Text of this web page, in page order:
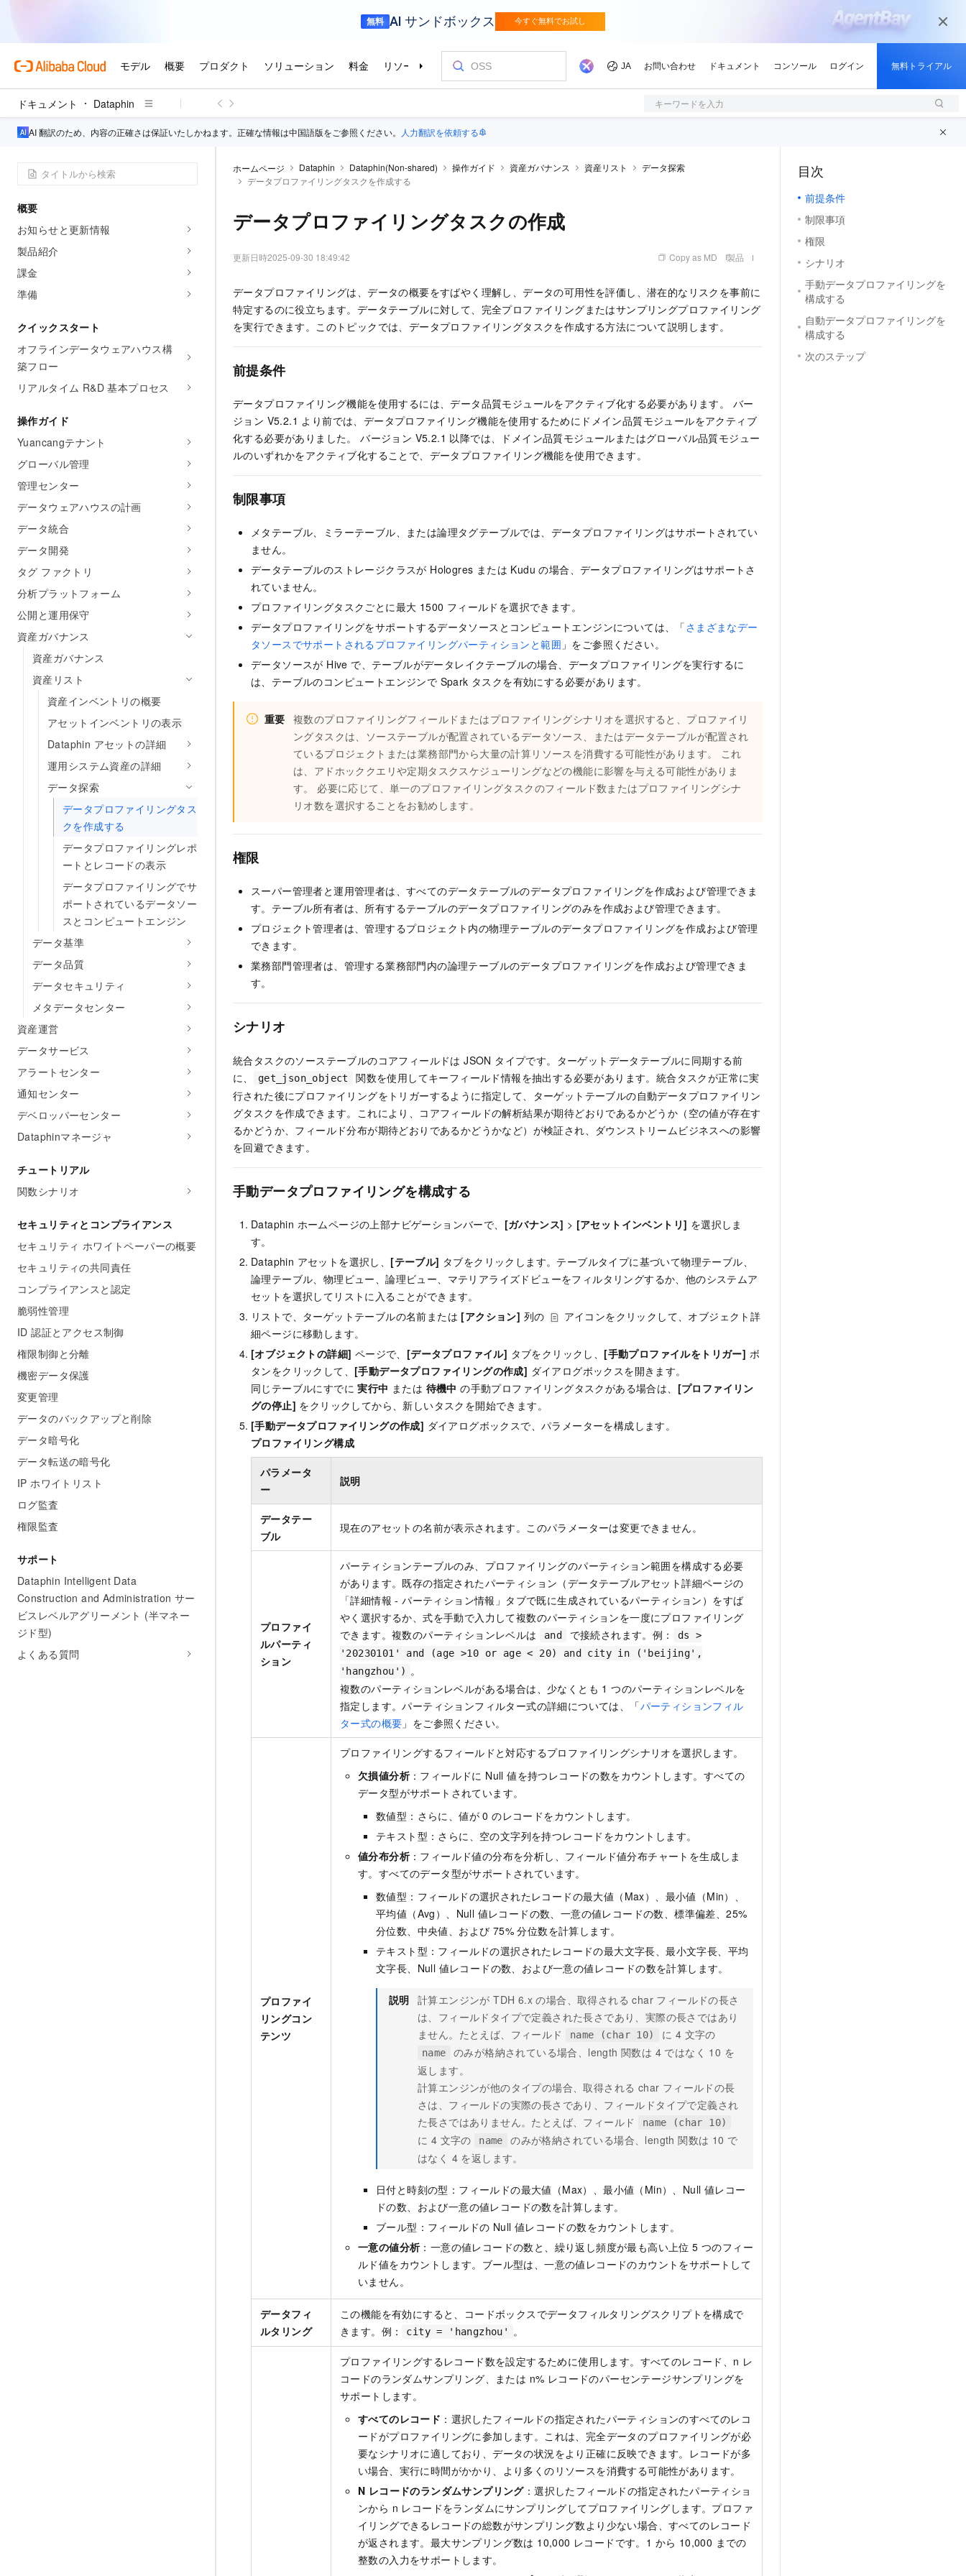
ドキュメント Dataphin キーワードを入力
AI 翻訳のため、内容の正確さは保証いたしかねます。正確な情報は中国語版をご参照ください。 人力翻訳を依頼する
概要
お知らせと更新情報
製品紹介
課金
準備
クイックスタート
オフラインデータウェアハウス構
築フロー
リアルタイム R&D 基本プロセス
操作ガイド
Yuancangテナント
グローバル管理
管理センター
データウェアハウスの計画
データ統合
データ開発
タグ ファクトリ
分析プラットフォーム
公開と運用保守
資産ガバナンス
資産ガバナンス
資産リスト
資産インベントリの概要
アセットインベントリの表示
Dataphin アセットの詳細
運用システム資産の詳細
データ探索
データプロファイリングタス
クを作成する
データプロファイリングレポ
ートとレコードの表示
データプロファイリングでサ
ポートされているデータソー
スとコンピュートエンジン
データ基準
データ品質
データセキュリティ
メタデータセンター
資産運営
データサービス
アラートセンター
通知センター
デベロッパーセンター
Dataphinマネージャ
チュートリアル
関数シナリオ
セキュリティとコンプライアンス
セキュリティ ホワイトペーパーの概要
セキュリティの共同責任
コンプライアンスと認定
脆弱性管理
ID 認証とアクセス制御
権限制御と分離
機密データ保護
変更管理
データのバックアップと削除
データ暗号化
データ転送の暗号化
IP ホワイトリスト
ログ監査
権限監査
サポート
Dataphin Intelligent Data
Construction and Administration サー
ビスレベルアグリーメント (半マネー
ジド型)
よくある質問
ホームページ Dataphin Dataphin(Non-shared) 操作ガイド 資産ガバナンス 資産リスト
データ探索
データプロファイリングタスクを作成する
データプロファイリングタスクの作成
更新日時2025-09-30 18:49:42 Copy as MD 製品
データプロファイリングは、データの概要をすばやく理解し、データの可用性を評価し、潜在的なリスクを事前に
特定するのに役立ちます。データテーブルに対して、完全プロファイリングまたはサンプリングプロファイリング
を実行できます。このトピックでは、データプロファイリングタスクを作成する方法について説明します。
前提条件
データプロファイリング機能を使用するには、データ品質モジュールをアクティブ化する必要があります。 バー
ジョン V5.2.1 より前では、データプロファイリング機能を使用するためにドメイン品質モジュールをアクティブ
化する必要がありました。 バージョン V5.2.1 以降では、ドメイン品質モジュールまたはグローバル品質モジュー
ルのいずれかをアクティブ化することで、データプロファイリング機能を使用できます。
制限事項
メタテーブル、ミラーテーブル、または論理タグテーブルでは、データプロファイリングはサポートされてい
ません。
データテーブルのストレージクラスが Hologres または Kudu の場合、データプロファイリングはサポートさ
れていません。
プロファイリングタスクごとに最大 1500 フィールドを選択できます。
データプロファイリングをサポートするデータソースとコンピュートエンジンについては、「さまざまなデー
タソースでサポートされるプロファイリングパーティションと範囲 」をご参照ください。
データソースが Hive で、テーブルがデータレイクテーブルの場合、データプロファイリングを実行するに
は、テーブルのコンピュートエンジンで Spark タスクを有効にする必要があります。
重要 複数のプロファイリングフィールドまたはプロファイリングシナリオを選択すると、プロファイリ
ングタスクは、ソーステーブルが配置されているデータソース、またはデータテーブルが配置され
ているプロジェクトまたは業務部門から大量の計算リソースを消費する可能性があります。 これ
は、アドホッククエリや定期タスクスケジューリングなどの機能に影響を与える可能性がありま
す。 必要に応じて、単一のプロファイリングタスクのフィールド数またはプロファイリングシナ
リオ数を選択することをお勧めします。
権限
スーパー管理者と運用管理者は、すべてのデータテーブルのデータプロファイリングを作成および管理できま
す。テーブル所有者は、所有するテーブルのデータプロファイリングのみを作成および管理できます。
プロジェクト管理者は、管理するプロジェクト内の物理テーブルのデータプロファイリングを作成および管理
できます。
業務部門管理者は、管理する業務部門内の論理テーブルのデータプロファイリングを作成および管理できま
す。
シナリオ
統合タスクのソーステーブルのコアフィールドは JSON タイプです。ターゲットデータテーブルに同期する前
に、
get_json_object
関数を使用してキーフィールド情報を抽出する必要があります。統合タスクが正常に実
行された後にプロファイリングをトリガーするように指定して、ターゲットテーブルの自動データプロファイリン
グタスクを作成できます。これにより、コアフィールドの解析結果が期待どおりであるかどうか（空の値が存在す
るかどうか、フィールド分布が期待どおりであるかどうかなど）が検証され、ダウンストリームビジネスへの影響
を回避できます。
手動データプロファイリングを構成する
Dataphin ホームページの上部ナビゲーションバーで、 [ガバナンス] > [アセットインベントリ] を選択しま
す。
Dataphin アセットを選択し、 [テーブル] タブをクリックします。テーブルタイプに基づいて物理テーブル、
論理テーブル、物理ビュー、論理ビュー、マテリアライズドビューをフィルタリングするか、他のシステムア
セットを選択してリストに入ることができます。
リストで、ターゲットテーブルの名前または [アクション] 列の
アイコンをクリックして、オブジェクト詳
細ページに移動します。
[オブジェクトの詳細] ページで、 [データプロファイル] タブをクリックし、 [手動プロファイルをトリガー] ボ
タンをクリックして、 [手動データプロファイリングの作成] ダイアログボックスを開きます。
同じテーブルにすでに実行中 または 待機中 の手動プロファイリングタスクがある場合は、 [プロファイリン
グの停止] をクリックしてから、新しいタスクを開始できます。
[手動データプロファイリングの作成] ダイアログボックスで、パラメーターを構成します。
プロファイリング構成
パラメータ
ー
説明
データテー
ブル
現在のアセットの名前が表示されます。このパラメーターは変更できません。
プロファイ
ルパーティ
ション
パーティションテーブルのみ、プロファイリングのパーティション範囲を構成する必要
があります。既存の指定されたパーティション（データテーブルアセット詳細ページの
「詳細情報 - パーティション情報」タブで既に生成されているパーティション）をすば
やく選択するか、式を手動で入力して複数のパーティションを一度にプロファイリング
できます。複数のパーティションレベルは
and で接続されます。例：
ds >
'20230101' and (age >10 or age < 20) and city in ('beijing',
'hangzhou')
。
複数のパーティションレベルがある場合は、少なくとも 1 つのパーティションレベルを
指定します。パーティションフィルター式の詳細については、「パーティションフィル
ター式の概要 」をご参照ください。
プロファイ
リングコン
テンツ
プロファイリングするフィールドと対応するプロファイリングシナリオを選択します。
欠損値分析：フィールドに Null 値を持つレコードの数をカウントします。すべての
データ型がサポートされています。
数値型：さらに、値が 0 のレコードをカウントします。
テキスト型：さらに、空の文字列を持つレコードをカウントします。
値分布分析：フィールド値の分布を分析し、フィールド値分布チャートを生成しま
す。すべてのデータ型がサポートされています。
数値型：フィールドの選択されたレコードの最大値（Max）、最小値（Min）、
平均値（Avg）、Null 値レコードの数、一意の値レコードの数、標準偏差、25%
分位数、中央値、および 75% 分位数を計算します。
テキスト型：フィールドの選択されたレコードの最大文字長、最小文字長、平均
文字長、Null 値レコードの数、および一意の値レコードの数を計算します。
説明 計算エンジンが TDH 6.x の場合、取得される char フィールドの長さ
は、フィールドタイプで定義された長さであり、実際の長さではあり
ません。たとえば、フィールド
name (char 10) に 4 文字の
name
のみが格納されている場合、length 関数は 4 ではなく 10 を
返します。
計算エンジンが他のタイプの場合、取得される char フィールドの長
さは、フィールドの実際の長さであり、フィールドタイプで定義され
た長さではありません。たとえば、フィールド
name (char 10)
に 4 文字の name
のみが格納されている場合、length 関数は 10 で
はなく 4 を返します。
日付と時刻の型：フィールドの最大値（Max）、最小値（Min）、Null 値レコー
ドの数、および一意の値レコードの数を計算します。
ブール型：フィールドの Null 値レコードの数をカウントします。
一意の値分析：一意の値レコードの数と、繰り返し頻度が最も高い上位 5 つのフィー
ルド値をカウントします。ブール型は、一意の値レコードのカウントをサポートして
いません。
データフィ
ルタリング
この機能を有効にすると、コードボックスでデータフィルタリングスクリプトを構成で
きます。例：
city = 'hangzhou' 。
プロファイリングするレコード数を設定するために使用します。すべてのレコード、n レ
コードのランダムサンプリング、または n% レコードのパーセンテージサンプリングを
サポートします。
すべてのレコード ：選択したフィールドの指定されたパーティションのすべてのレコ
ードがプロファイリングに参加します。これは、完全データのプロファイリングが必
要なシナリオに適しており、データの状況をより正確に反映できます。レコードが多
い場合、実行に時間がかかり、より多くのリソースを消費する可能性があります。
N レコードのランダムサンプリング：選択したフィールドの指定されたパーティショ
ンから n レコードをランダムにサンプリングしてプロファイリングします。プロファ
イリングできるレコードの総数がサンプリング数より少ない場合、すべてのレコード
が返されます。最大サンプリング数は 10,000 レコードです。1 から 10,000 までの
整数の入力をサポートします。
目次
前提条件
制限事項
権限
シナリオ
手動データプロファイリングを
構成する
自動データプロファイリングを
構成する
次のステップ